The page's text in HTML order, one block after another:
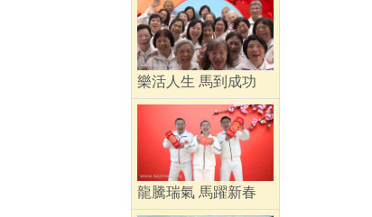
樂活人生 馬到成功
龍騰瑞氣 馬躍新春